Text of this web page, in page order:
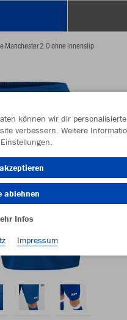
Manchester 2.0 ohne Innenslip
können wir dir personalisierte
verbessern. Weitere
ablehnen
Infos
Impressum